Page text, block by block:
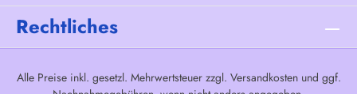
Rechtliches
Alle Preise inkl. gesetzl. Mehrwertsteuer zzgl. Versandkostenund ggf.